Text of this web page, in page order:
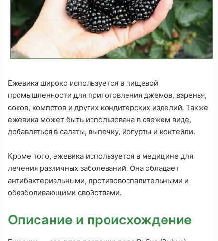
Ежевика широко используется в пищевой
промышленности для приготовления джемов, варенья,
соков, компотов и других кондитерских изделий. Также
ежевика может быть использована в свежем виде,
добавляться в салаты, выпечку, йогурты и коктейли.
Кроме того, ежевика используется в медицине для
лечения различных заболеваний. Она обладает
антибактериальными, противовоспалительными и
обезболивающими свойствами.
Описание и происхождение